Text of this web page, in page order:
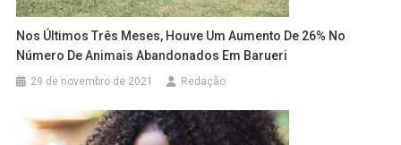
Nos Últimos Três Meses, Houve Um Aumento De 26% No
Número De Animais Abandonados Em Barueri
29 de novembro de 2021 Redação